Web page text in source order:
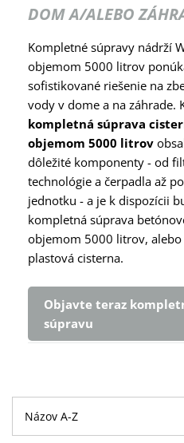
DOM A/ALEBO
Kompletné súpravy nádrží
objemom 5000 litrov
sofistikované riešenie na
vody v dome a na záhrade.
kompletná súprava
objemom 5000 litrov
dôležité komponenty - od
technológie a čerpadla až
jednotku - a je k dispozícii
kompletná súprava
objemom 5000 litrov,
plastová cisterna.
Objavte teraz
súpravu